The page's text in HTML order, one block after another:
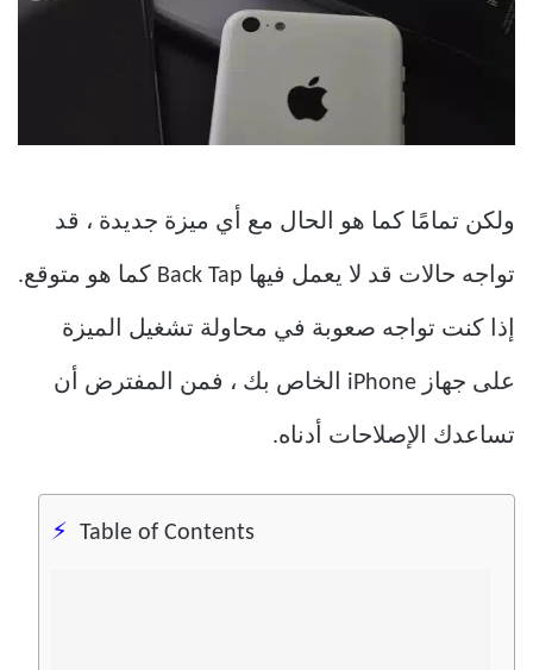
ولكن تمامًا كما هو الحال مع أي ميزة جديدة ، قد
تواجه حالات قد لا يعمل فيها Back Tap كما هو متوقع.
إذا كنت تواجه صعوبة في محاولة تشغيل الميزة
على جهاز iPhone الخاص بك ، فمن المفترض أن
تساعدك الإصلاحات أدناه.
Table of Contents